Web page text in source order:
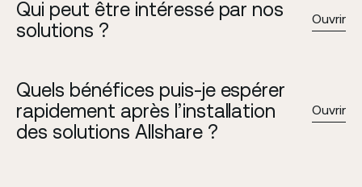
Qui peut être intéressé par nos
solutions ?
Ouvrir
Quels bénéfices puis-je espérer
rapidement après l’installation
des solutions Allshare ?
Ouvrir